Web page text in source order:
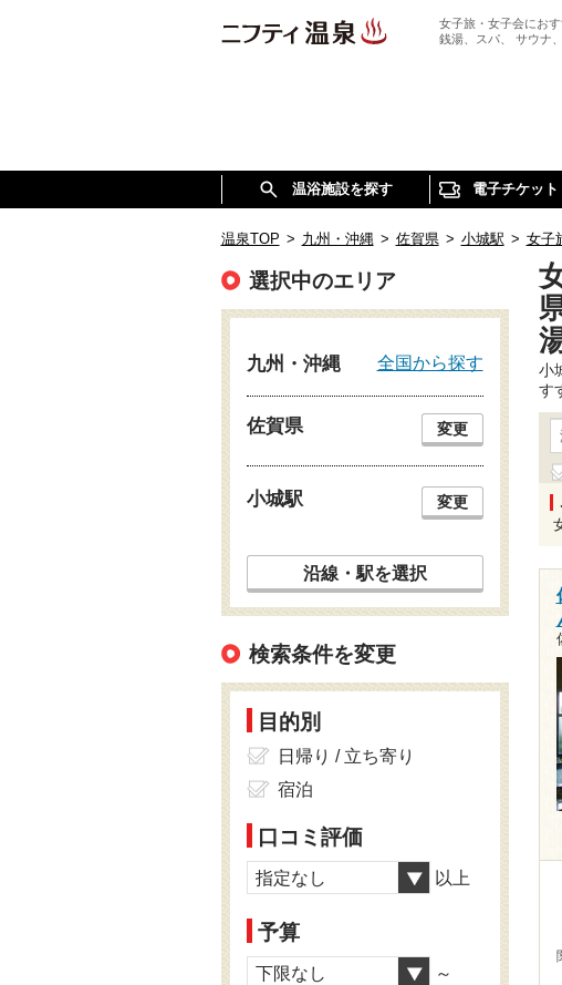
女子旅・女子会にお
銭湯、スパ、 サウナ
温浴施設を探す 電子チケッ
温泉TOP > 九州・沖縄 > 佐賀県 > 小城駅 > 女子
小
す
選択中のエリア
九州・沖縄 全国から探す
佐賀県 変更
小城駅 変更
沿線・駅を選択
検索条件を変更
目的別
日帰り / 立ち寄り
宿泊
口コミ評価
指定なし 以上
予算
下限なし ～